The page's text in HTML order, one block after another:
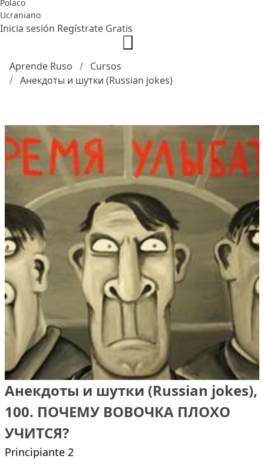
Polaco
Ucraniano
Inicia sesión Regístrate Gratis
Aprende Ruso
Cursos
Анекдоты и шутки (Russian jokes)
Анекдоты и шутки (Russian jokes),
100. ПОЧЕМУ ВОВОЧКА ПЛОХО
УЧИТСЯ?
Principiante 2